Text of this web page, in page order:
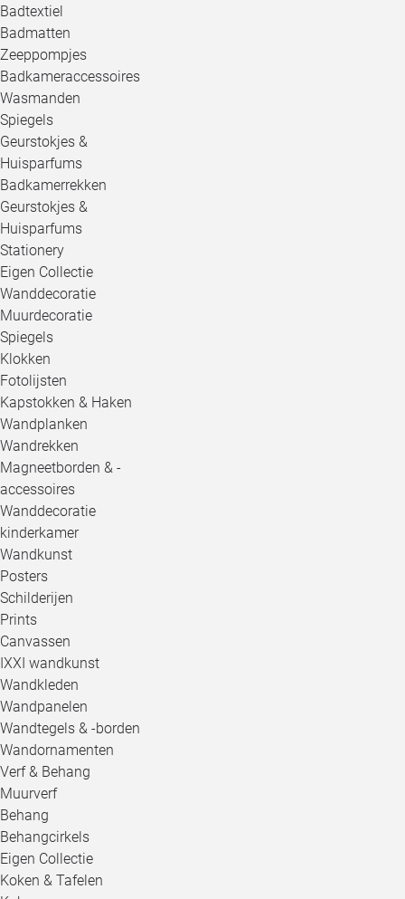
Badtextiel
Badmatten
Zeeppompjes
Badkameraccessoires
Wasmanden
Spiegels
Geurstokjes &
Huisparfums
Badkamerrekken
Geurstokjes &
Huisparfums
Stationery
Eigen Collectie
Wanddecoratie
Muurdecoratie
Spiegels
Klokken
Fotolijsten
Kapstokken & Haken
Wandplanken
Wandrekken
Magneetborden & -
accessoires
Wanddecoratie
kinderkamer
Wandkunst
Posters
Schilderijen
Prints
Canvassen
IXXI wandkunst
Wandkleden
Wandpanelen
Wandtegels & -borden
Wandornamenten
Verf & Behang
Muurverf
Behang
Behangcirkels
Eigen Collectie
Koken & Tafelen